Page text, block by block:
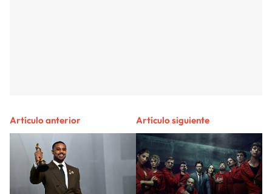
Artículo anterior Artículo siguiente